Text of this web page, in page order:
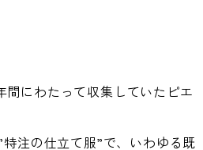
間にわたって収集していたピエ
注の仕立て服”で、いわゆる既